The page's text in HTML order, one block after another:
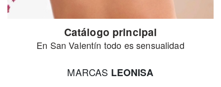
Catálogo principal
En San Valentín todo es sensualidad
MARCAS LEONISA